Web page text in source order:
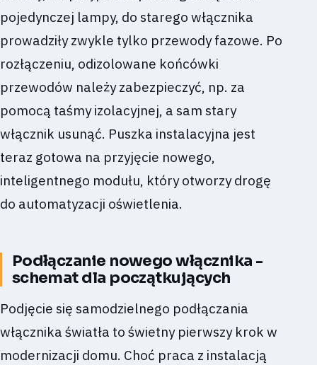
pojedynczej lampy, do starego włącznika
prowadziły zwykle tylko przewody fazowe. Po
rozłączeniu, odizolowane końcówki
przewodów należy zabezpieczyć, np. za
pomocą taśmy izolacyjnej, a sam stary
włącznik usunąć. Puszka instalacyjna jest
teraz gotowa na przyjęcie nowego,
inteligentnego modułu, który otworzy drogę
do automatyzacji oświetlenia.
Podłączanie nowego włącznika -
schemat dla początkujących
Podjęcie się samodzielnego podłączania
włącznika światła to świetny pierwszy krok w
modernizacji domu. Choć praca z instalacją